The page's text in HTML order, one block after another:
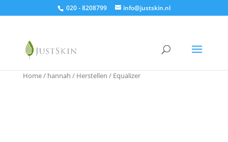
020 - 8208799 info@justskin.nl
Home/ hannah / Herstellen / Equalizer